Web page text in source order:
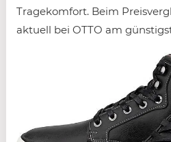
Tragekomfort. Beim
aktuell bei OTTO am